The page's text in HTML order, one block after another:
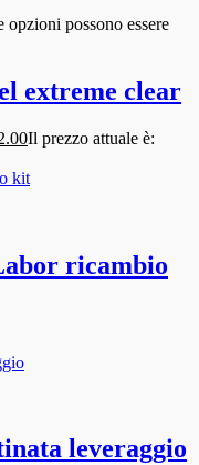
possono essere
extreme clear
Il prezzo attuale è:
ricambio
leveraggio